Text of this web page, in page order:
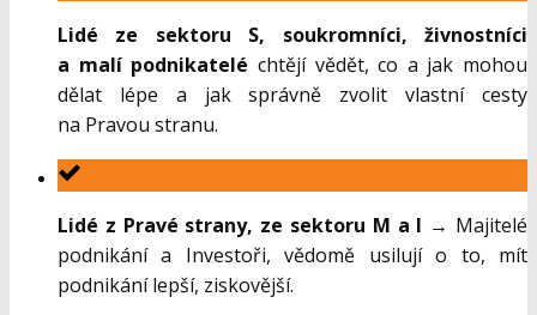
Lidé ze sektoru S, soukromníci, živnostníci
a malí podnikatelé chtějí vědět, co a jak mohou
dělat lépe a jak správně zvolit vlastní cesty
na Pravou stranu.
Lidé z Pravé strany, ze sektoru M a I → Majitelé
podnikání a Investoři, vědomě usilují o to, mít
podnikání lepší, ziskovější.